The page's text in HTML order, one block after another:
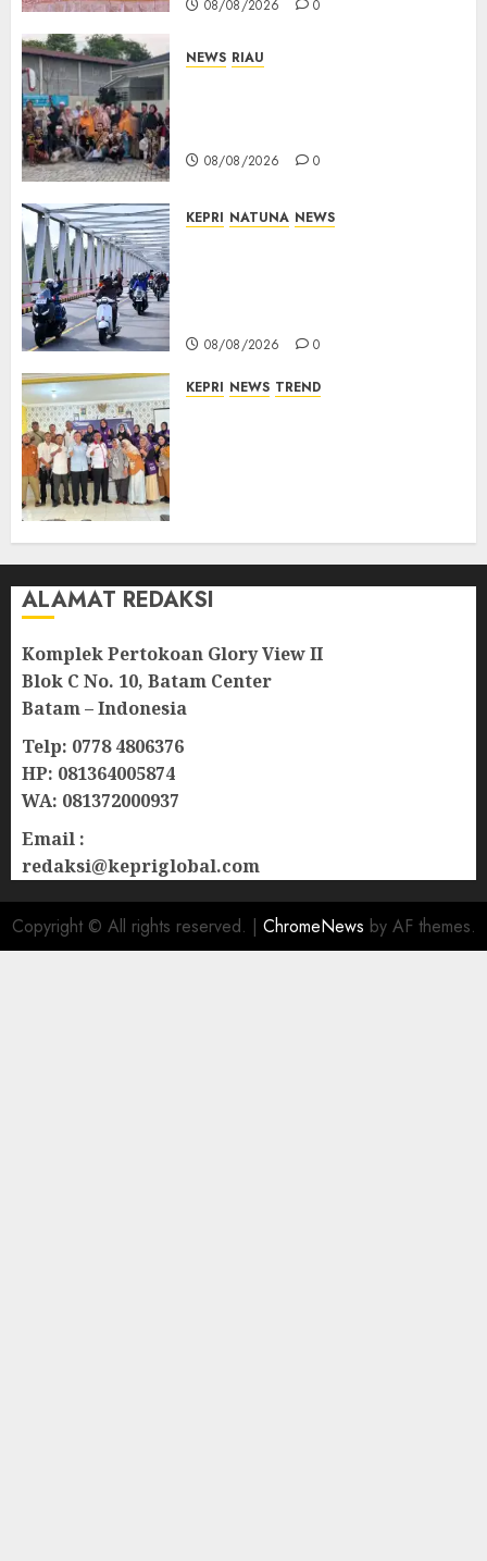
08/08/2026 0
NEWS RIAU
08/08/2026 0
KEPRI NATUNA NEWS
08/08/2026 0
KEPRI NEWS TREND
08/08/2026 0
ALAMAT REDAKSI
Komplek Pertokoan Glory View II
Blok C No. 10, Batam Center
Batam – Indonesia
Telp: 0778 4806376
HP: 081364005874
WA: 081372000937
Email :
redaksi@kepriglobal.com
Copyright © All rights reserved. | ChromeNews by AF themes.